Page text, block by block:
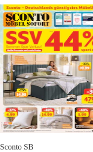
Sconto SB